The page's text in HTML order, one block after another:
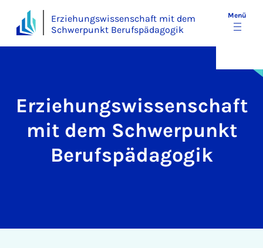
Erziehungswissenschaft mit dem
Schwerpunkt Berufspädagogik
Menü
Erziehungswissenschaft
mit dem Schwerpunkt
Berufspädagogik